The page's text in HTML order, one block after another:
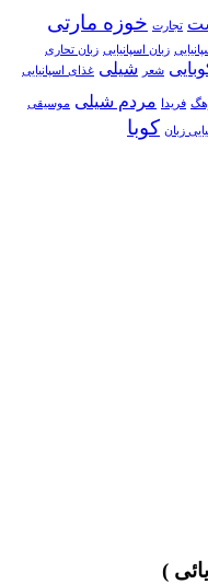
تجارت خوزه مارتی
زبان اسپانیایی زبان تحاری
شعر شیلی غذای اسپانیایی
فریدا مردم شیلی موسیقی
زبان کوبا
)